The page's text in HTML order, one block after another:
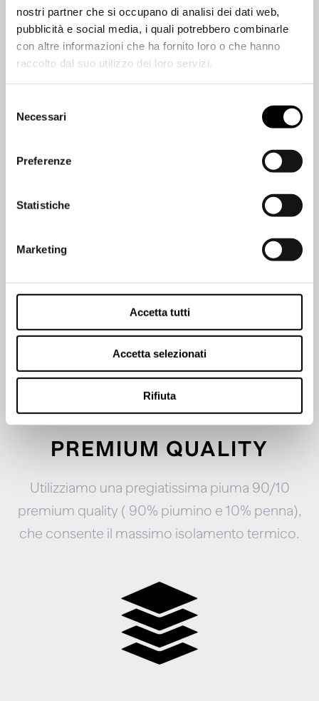
nostri partner che si occupano di analisi dei dati web,
pubblicità e social media, i quali potrebbero combinarle
con altre informazioni che ha fornito loro o che hanno
raccolto dal suo utilizzo dei loro servizi.
delNecessari
Preferenze
Statistiche
Marketing
Accetta tutti
Accetta selezionati
Rifiuta
PREMIUM QUALITY
Utilizziamo una pregiatissima piuma 90/10
premium quality ( 90% piumino e 10% penna),
che consente il massimo isolamento termico.